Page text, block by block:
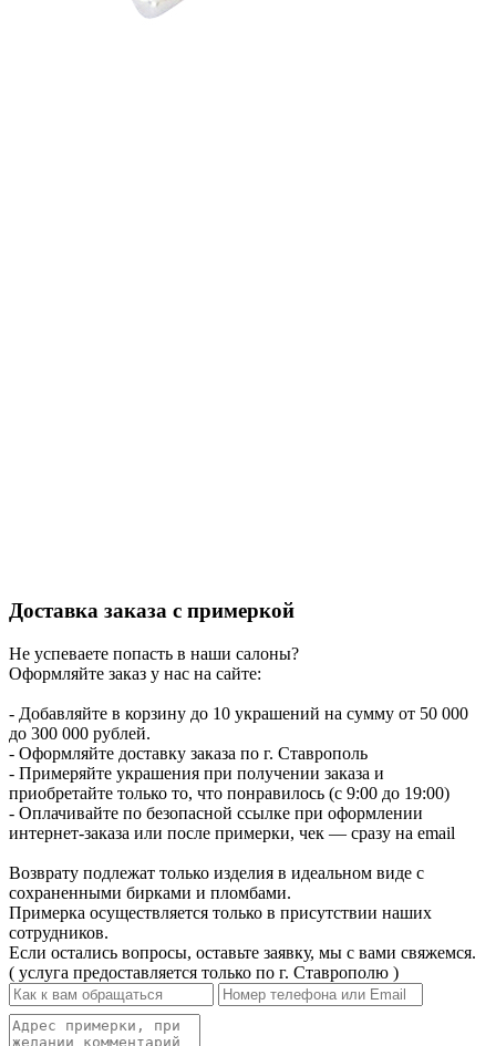
Доставка заказа с примеркой
Не успеваете попасть в наши салоны?
Оформляйте заказ у нас на сайте:
- Добавляйте в корзину до 10 украшений на сумму от 50 000
до 300 000 рублей.
- Оформляйте доставку заказа по г. Ставрополь
- Примеряйте украшения при получении заказа и
приобретайте только то, что понравилось (с 9:00 до 19:00)
- Оплачивайте по безопасной ссылке при оформлении
интернет-заказа или после примерки, чек — сразу на email
Возврату подлежат только изделия в идеальном виде с
сохраненными бирками и пломбами.
Примерка осуществляется только в присутствии наших
сотрудников.
Если остались вопросы, оставьте заявку, мы с вами свяжемся.
( услуга предоставляется только по г. Ставрополю )